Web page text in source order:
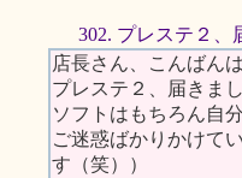
302. プレステ２、
店長さん、こんばんは
プレステ２、届きま
ソフトはもちろん自
ご迷惑ばかりかけて
す（笑））